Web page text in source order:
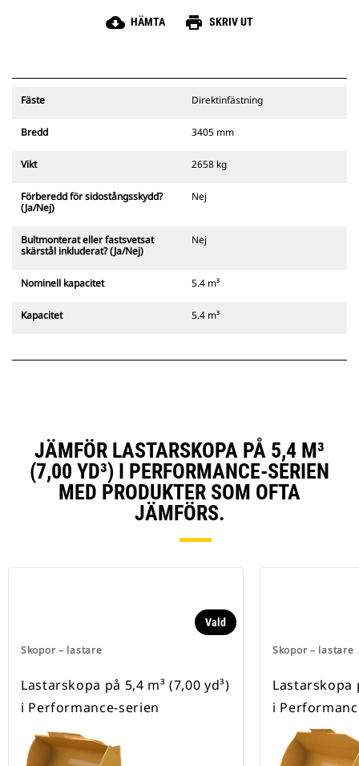
cloud_download HÄMTA print SKRIV UT
Fäste Direktinfästning
Bredd 3405 mm
Vikt 2658 kg
Förberedd för sidostångsskydd?
(Ja/Nej)
Nej
Bultmonterat eller fastsvetsat
skärstål inkluderat? (Ja/Nej)
Nej
Nominell kapacitet 5.4 m³
Kapacitet 5.4 m³
JÄMFÖR LASTARSKOPA PÅ 5,4 M³
(7,00 YD³) I PERFORMANCE-SERIEN
MED PRODUKTER SOM OFTA
JÄMFÖRS.
Skopor – lastare
Vald
Lastarskopa på 5,4 m³ (7,00 yd³)
i Performance-serien
Skopor – lastare
Lastarskopa
i